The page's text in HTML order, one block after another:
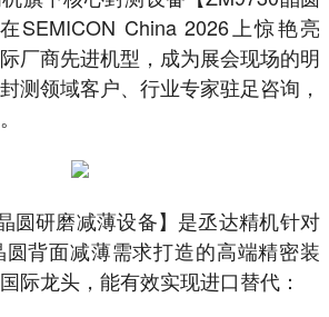
SEMICON China 2026上惊艳亮
厂商先进机型，成为展会现场的明
测领域客户、行业专家驻足咨询，
圆研磨减薄设备】是丞达精机针对
背面减薄需求打造的高端精密装
际龙头，能有效实现进口替代：